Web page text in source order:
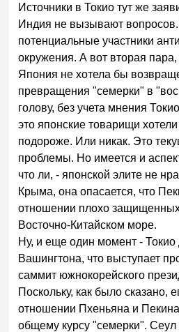
Источники в Токио тут же
Индия не вызывают вопросов.
потенциальные участники
окружения. А вот вторая
Япония не хотела бы
превращения "семерки" в
голову, без учета мнения
это японские товарищи
подороже. Или никак. Это
проблемы. Но имеется и
что ли, - японской элите не
Крыма, она опасается, что
отношении плохо
Восточно-Китайском море.
Ну, и еще один момент - Токио
Вашингтона, что выступает
саммит южнокорейского
Поскольку, как было сказано,
отношении Пхеньяна и
общему курсу "семерки".